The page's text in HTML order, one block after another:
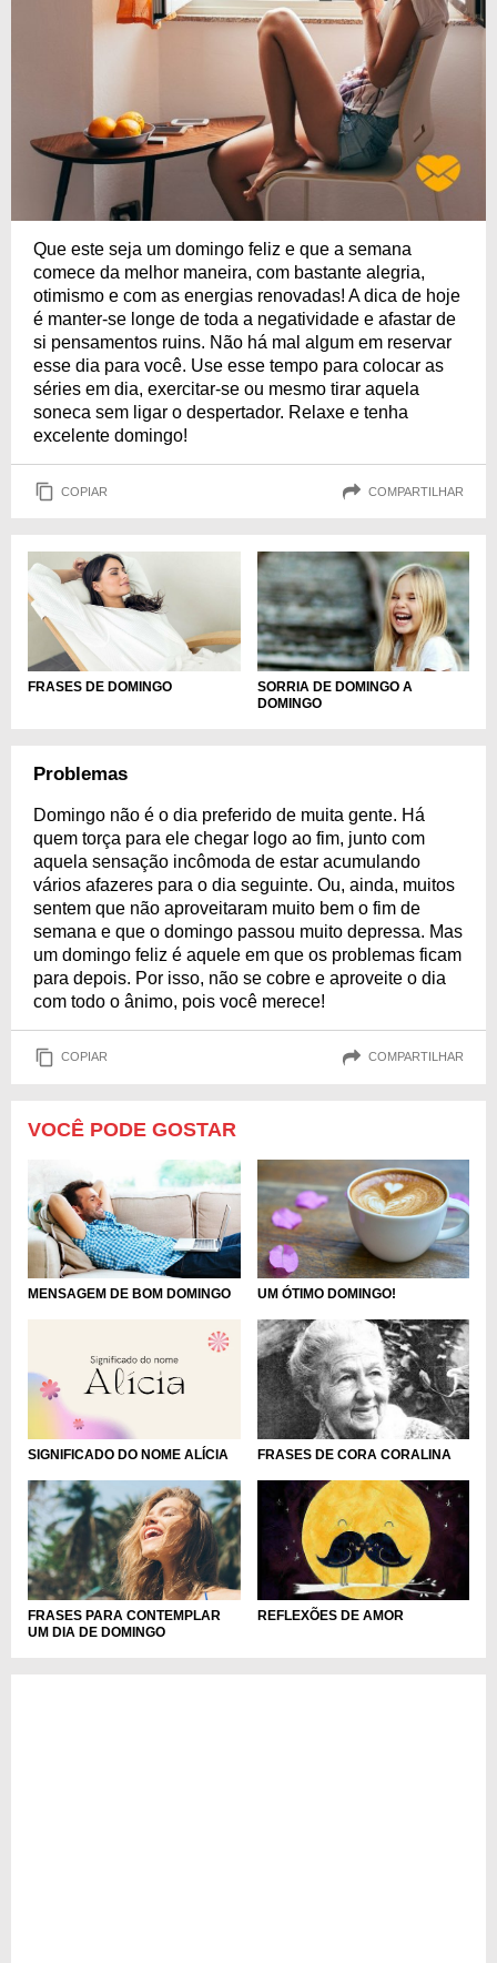
Que este seja um domingo feliz e que a semana
comece da melhor maneira, com bastante alegria,
otimismo e com as energias renovadas! A dica de hoje
é manter-se longe de toda a negatividade e afastar de
si pensamentos ruins. Não há mal algum em reservar
esse dia para você. Use esse tempo para colocar as
séries em dia, exercitar-se ou mesmo tirar aquela
soneca sem ligar o despertador. Relaxe e tenha
excelente domingo!
COPIAR COMPARTILHAR
FRASES DE DOMINGO
SORRIA DE DOMINGO A
DOMINGO
Problemas
Domingo não é o dia preferido de muita gente. Há
quem torça para ele chegar logo ao fim, junto com
aquela sensação incômoda de estar acumulando
vários afazeres para o dia seguinte. Ou, ainda, muitos
sentem que não aproveitaram muito bem o fim de
semana e que o domingo passou muito depressa. Mas
um domingo feliz é aquele em que os problemas ficam
para depois. Por isso, não se cobre e aproveite o dia
com todo o ânimo, pois você merece!
COPIAR COMPARTILHAR
VOCÊ PODE GOSTAR
MENSAGEM DE BOM DOMINGO UM ÓTIMO DOMINGO!
SIGNIFICADO DO NOME ALÍCIA FRASES DE CORA CORALINA
FRASES PARA CONTEMPLAR
UM DIA DE DOMINGO
REFLEXÕES DE AMOR